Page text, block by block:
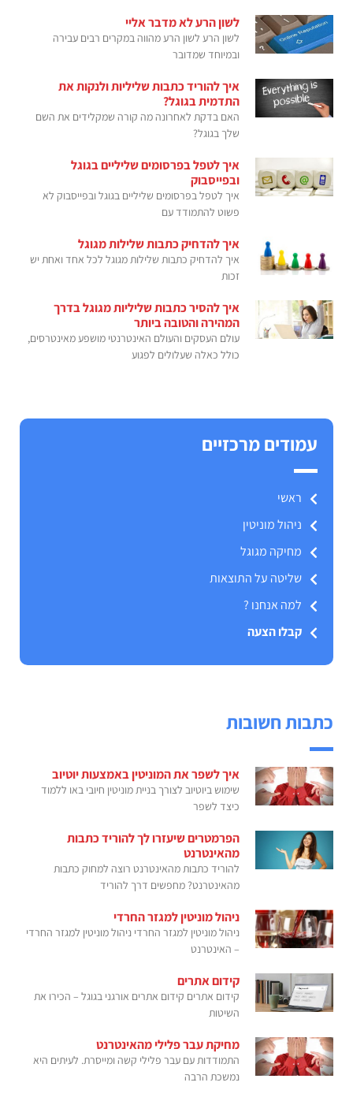
לשון הרע לא מדבר אליי
לשון הרע לשון הרע מהווה במקרים רבים עבירה
ובמיוחד שמדובר
איך להוריד כתבות שליליות ולנקות את
התדמית בגוגל?
האם בדקת לאחרונה מה קורה שמקלידים את השם
שלך בגוגל?
איך לטפל בפרסומים שליליים בגוגל
ובפייסבוק
איך לטפל בפרסומים שליליים בגוגל ובפייסבוק לא
פשוט להתמודד עם
איך להדחיק כתבות שלילות מגוגל
איך להדחיק כתבות שלילות מגוגל לכל אחד ואחת יש
זכות
איך להסיר כתבות שליליות מגוגל בדרך
המהירה והטובה ביותר
עולם העסקים והעולם האינטרנטי מושפע מאינטרסים,
כולל כאלה שעלולים לפגוע
עמודים מרכזיים
ראשי
ניהול מוניטין
מחיקה מגוגל
שליטה על התוצאות
למה אנחנו ?
קבלו הצעה
כתבות חשובות
איך לשפר את המוניטין באמצעות יוטיוב
שימוש ביוטיוב לצורך בניית מוניטין חיובי באו ללמוד
כיצד לשפר
הפרמטרים שיעזרו לך להוריד כתבות
מהאינטרנט
להוריד כתבות מהאינטרנט רוצה למחוק כתבות
מהאינטרנט? מחפשים דרך להוריד
ניהול מוניטין למגזר החרדי
ניהול מוניטין למגזר החרדי ניהול מוניטין למגזר החרדי
– האינטרנט
קידום אתרים
קידום אתרים קידום אתרים אורגני בגוגל – הכירו את
השיטות
מחיקת עבר פלילי מהאינטרנט
התמודדות עם עבר פלילי קשה ומייסרת. לעיתים היא
נמשכת הרבה